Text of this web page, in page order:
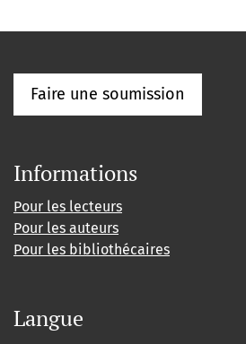
Faire une soumission
Informations
Pour les lecteurs
Pour les auteurs
Pour les bibliothécaires
Langue